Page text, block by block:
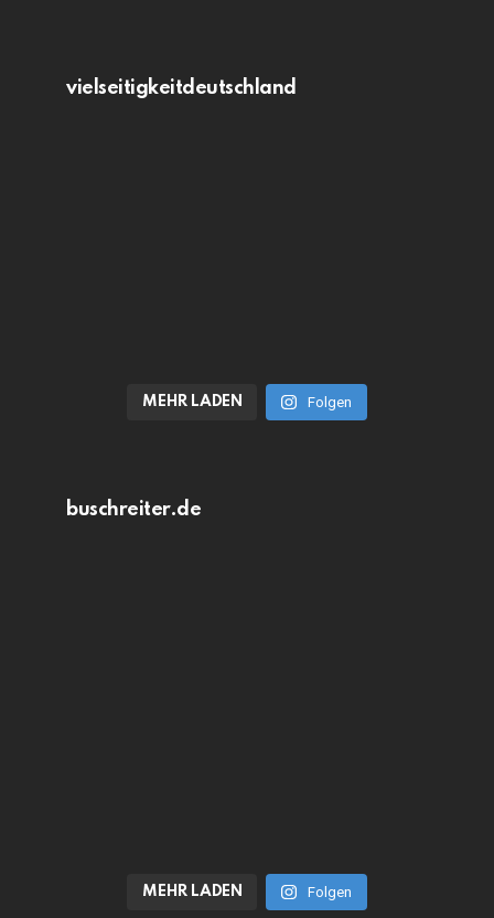
vielseitigkeitdeutschland
MEHR LADEN Folgen
buschreiter.de
MEHR LADEN Folgen